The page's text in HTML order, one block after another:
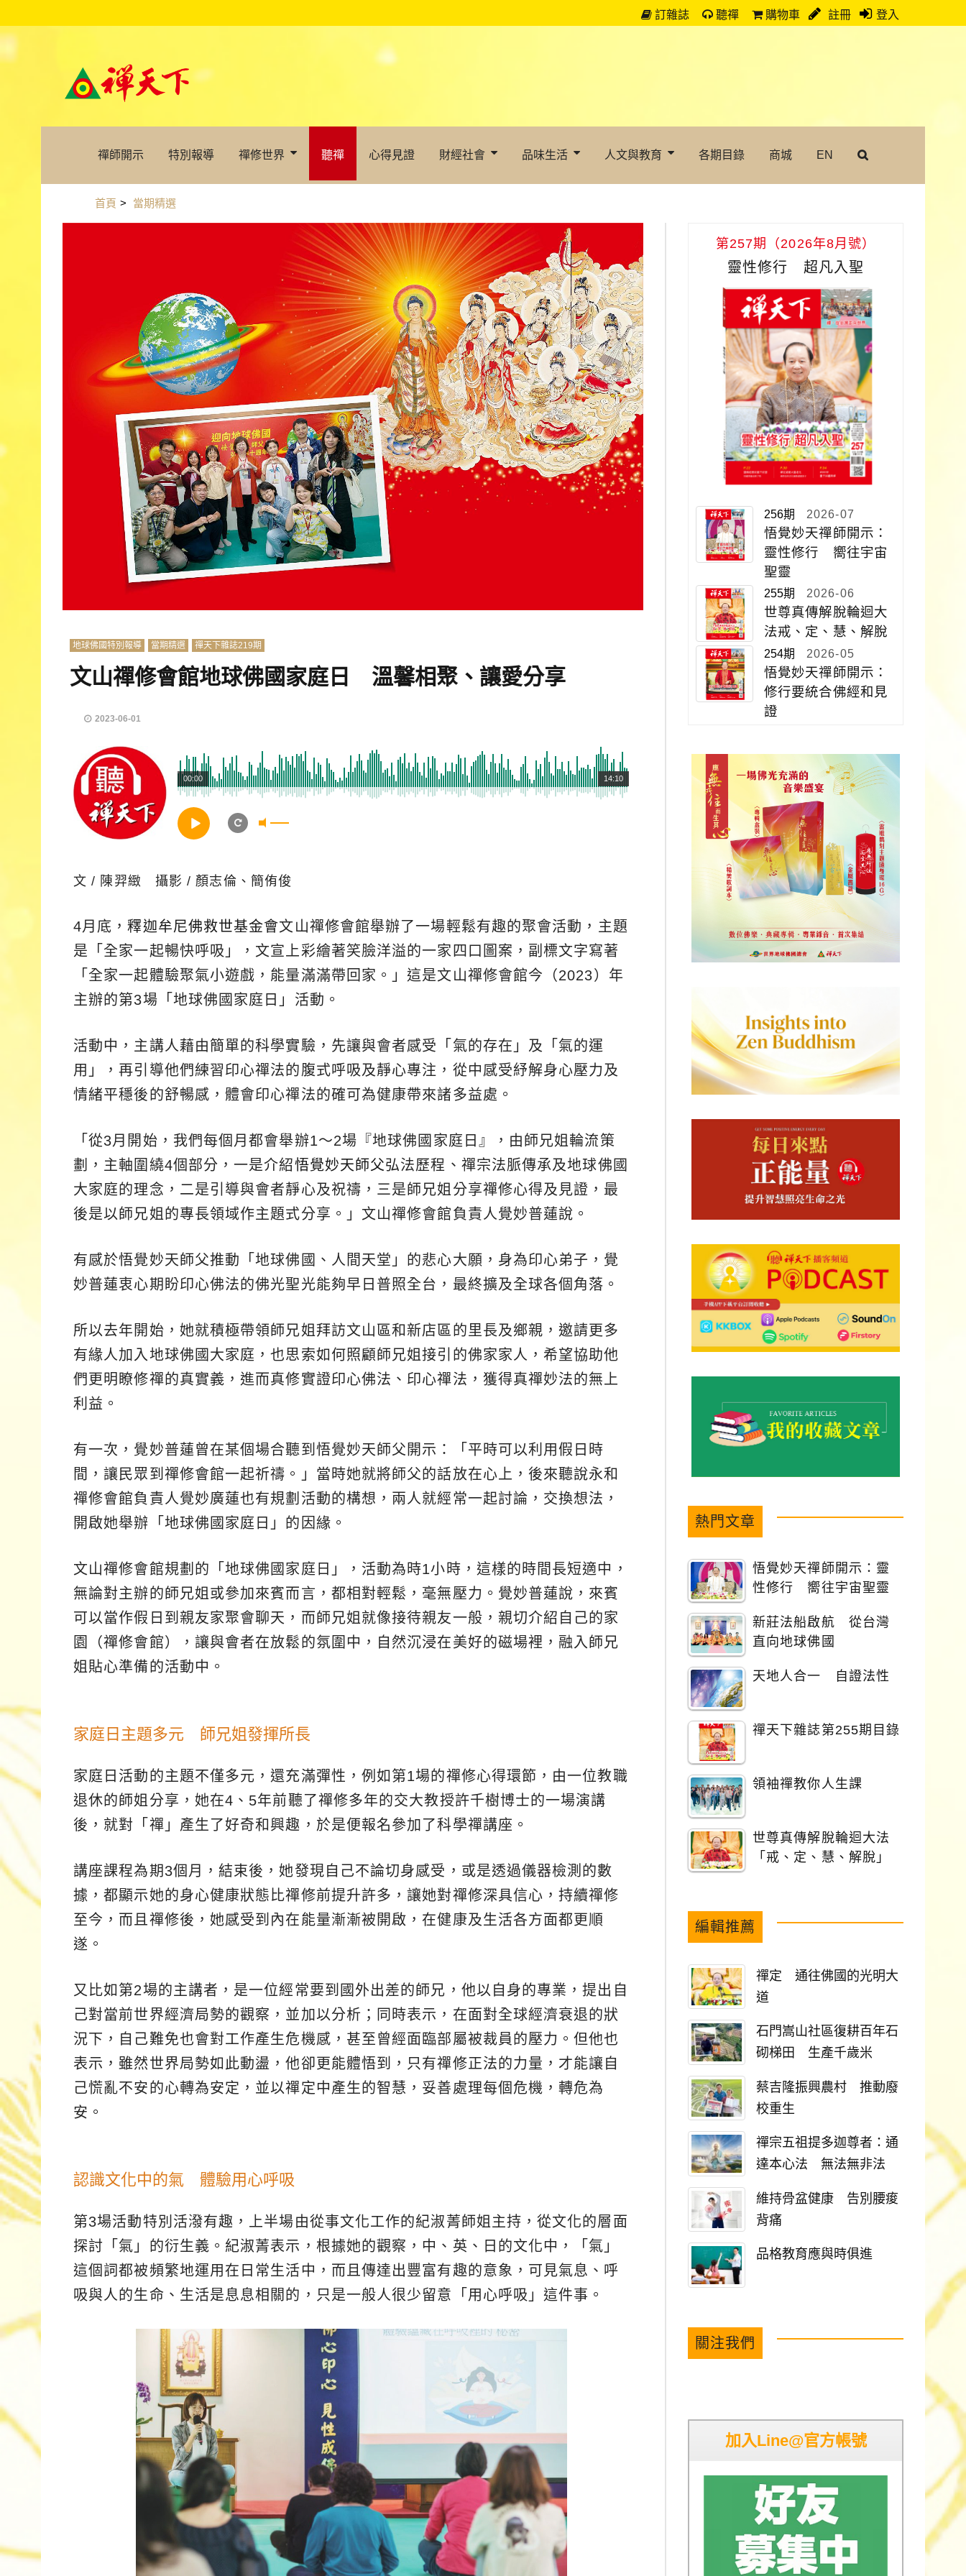
訂雜誌 聽禪 購物車 註冊 登入
禪師開示 特別報導 禪修世界 聽禪 心得見證 財經社會 品味生活 人文與教育 各期目錄 商城 EN
首頁 > 當期精選
地球佛國特別報導 當期精選 禪天下雜誌219期
文山禪修會館地球佛國家庭日 溫馨相聚、讓愛分享
2023-06-01
14:10
00:00
文 / 陳羿緻 攝影 / 顏志倫、簡侑俊
4月底，釋迦牟尼佛救世基金會文山禪修會館舉辦了一場輕鬆有趣的聚會活動，主題
是「全家一起暢快呼吸」，文宣上彩繪著笑臉洋溢的一家四口圖案，副標文字寫著
「全家一起體驗聚氣小遊戲，能量滿滿帶回家。」這是文山禪修會館今（2023）年
主辦的第3場「地球佛國家庭日」活動。
活動中，主講人藉由簡單的科學實驗，先讓與會者感受「氣的存在」及「氣的運
用」，再引導他們練習印心禪法的腹式呼吸及靜心專注，從中感受紓解身心壓力及
情緒平穩後的舒暢感，體會印心禪法的確可為健康帶來諸多益處。
「從3月開始，我們每個月都會舉辦1～2場『地球佛國家庭日』，由師兄姐輪流策
劃，主軸圍繞4個部分，一是介紹悟覺妙天師父弘法歷程、禪宗法脈傳承及地球佛國
大家庭的理念，二是引導與會者靜心及祝禱，三是師兄姐分享禪修心得及見證，最
後是以師兄姐的專長領域作主題式分享。」文山禪修會館負責人覺妙普蓮說。
有感於悟覺妙天師父推動「地球佛國、人間天堂」的悲心大願，身為印心弟子，覺
妙普蓮衷心期盼印心佛法的佛光聖光能夠早日普照全台，最終擴及全球各個角落。
所以去年開始，她就積極帶領師兄姐拜訪文山區和新店區的里長及鄉親，邀請更多
有緣人加入地球佛國大家庭，也思索如何照顧師兄姐接引的佛家家人，希望協助他
們更明瞭修禪的真實義，進而真修實證印心佛法、印心禪法，獲得真禪妙法的無上
利益。
有一次，覺妙普蓮曾在某個場合聽到悟覺妙天師父開示：「平時可以利用假日時
間，讓民眾到禪修會館一起祈禱。」當時她就將師父的話放在心上，後來聽說永和
禪修會館負責人覺妙廣蓮也有規劃活動的構想，兩人就經常一起討論，交換想法，
開啟她舉辦「地球佛國家庭日」的因緣。
文山禪修會館規劃的「地球佛國家庭日」，活動為時1小時，這樣的時間長短適中，
無論對主辦的師兄姐或參加來賓而言，都相對輕鬆，毫無壓力。覺妙普蓮說，來賓
可以當作假日到親友家聚會聊天，而師兄姐就像接待親友一般，親切介紹自己的家
園（禪修會館），讓與會者在放鬆的氛圍中，自然沉浸在美好的磁場裡，融入師兄
姐貼心準備的活動中。
家庭日主題多元 師兄姐發揮所長
家庭日活動的主題不僅多元，還充滿彈性，例如第1場的禪修心得環節，由一位教職
退休的師姐分享，她在4、5年前聽了禪修多年的交大教授許千樹博士的一場演講
後，就對「禪」產生了好奇和興趣，於是便報名參加了科學禪講座。
講座課程為期3個月，結束後，她發現自己不論切身感受，或是透過儀器檢測的數
據，都顯示她的身心健康狀態比禪修前提升許多，讓她對禪修深具信心，持續禪修
至今，而且禪修後，她感受到內在能量漸漸被開啟，在健康及生活各方面都更順
遂。
又比如第2場的主講者，是一位經常要到國外出差的師兄，他以自身的專業，提出自
己對當前世界經濟局勢的觀察，並加以分析；同時表示，在面對全球經濟衰退的狀
況下，自己難免也會對工作產生危機感，甚至曾經面臨部屬被裁員的壓力。但他也
表示，雖然世界局勢如此動盪，他卻更能體悟到，只有禪修正法的力量，才能讓自
己慌亂不安的心轉為安定，並以禪定中產生的智慧，妥善處理每個危機，轉危為
安。
認識文化中的氣 體驗用心呼吸
第3場活動特別活潑有趣，上半場由從事文化工作的紀淑菁師姐主持，從文化的層面
探討「氣」的衍生義。紀淑菁表示，根據她的觀察，中、英、日的文化中，「氣」
這個詞都被頻繁地運用在日常生活中，而且傳達出豐富有趣的意象，可見氣息、呼
吸與人的生命、生活是息息相關的，只是一般人很少留意「用心呼吸」這件事。
第257期（2026年8月號）
靈性修行 超凡入聖
256期 2026-07
悟覺妙天禪師開示：
靈性修行 嚮往宇宙
聖靈
255期 2026-06
世尊真傳解脫輪迴大
法戒、定、慧、解脫
254期 2026-05
悟覺妙天禪師開示：
修行要統合佛經和見
證
熱門文章
悟覺妙天禪師開示：靈
性修行 嚮往宇宙聖靈
新莊法船啟航 從台灣
直向地球佛國
天地人合一 自證法性
禪天下雜誌第255期目錄
領袖禪教你人生課
世尊真傳解脫輪迴大法
「戒、定、慧、解脫」
編輯推薦
禪定 通往佛國的光明大
道
石門嵩山社區復耕百年石
砌梯田 生產千歲米
蔡吉隆振興農村 推動廢
校重生
禪宗五祖提多迦尊者：通
達本心法 無法無非法
維持骨盆健康 告別腰痠
背痛
品格教育應與時俱進
關注我們
加入Line@官方帳號